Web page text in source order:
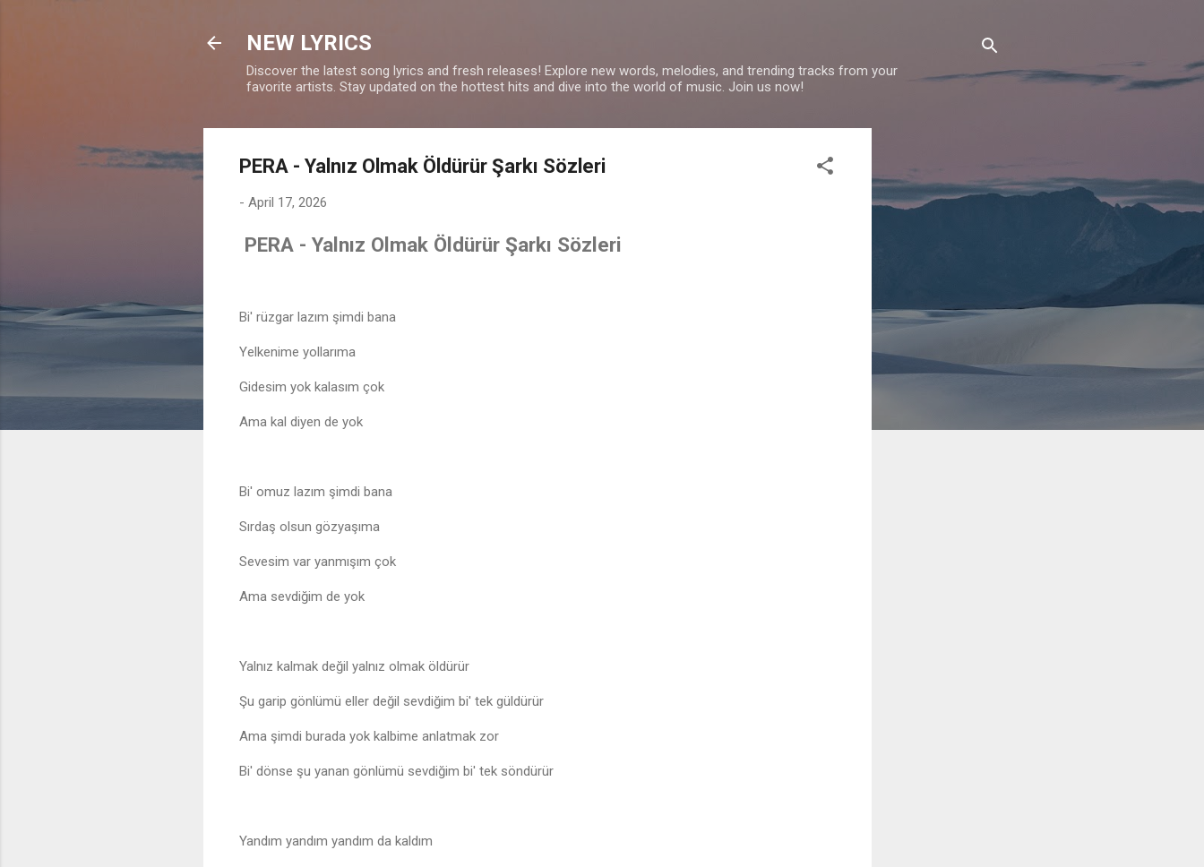
NEW LYRICS
Discover the latest song lyrics and fresh releases! Explore new words, melodies, and trending tracks from your
favorite artists. Stay updated on the hottest hits and dive into the world of music. Join us now!
PERA - Yalnız Olmak Öldürür Şarkı Sözleri
- April 17, 2026
PERA - Yalnız Olmak Öldürür Şarkı Sözleri
Bi' rüzgar lazım şimdi bana
Yelkenime yollarıma
Gidesim yok kalasım çok
Ama kal diyen de yok
Bi' omuz lazım şimdi bana
Sırdaş olsun gözyaşıma
Sevesim var yanmışım çok
Ama sevdiğim de yok
Yalnız kalmak değil yalnız olmak öldürür
Şu garip gönlümü eller değil sevdiğim bi' tek güldürür
Ama şimdi burada yok kalbime anlatmak zor
Bi' dönse şu yanan gönlümü sevdiğim bi' tek söndürür
Yandım yandım yandım da kaldım